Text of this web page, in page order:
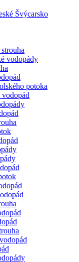
Švýcarsko
vodopády
potoka